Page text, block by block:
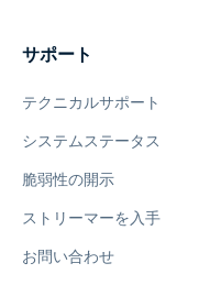
サポート
テクニカルサポート
システムステータス
脆弱性の開示
ストリーマーを入手
お問い合わせ